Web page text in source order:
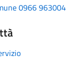
0966 963004